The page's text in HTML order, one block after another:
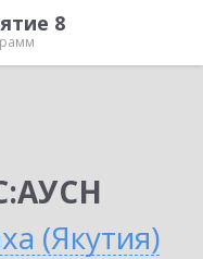
8
(Якутия)